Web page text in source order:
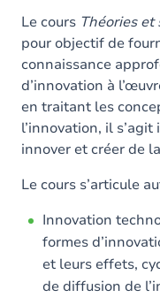
Le cours Théories et
pour objectif de
connaissance
d’innovation à
en traitant les
l’innovation, il
innover et créer de
Le cours s’articule
Innovation
formes
et leurs effets,
de diffusion de